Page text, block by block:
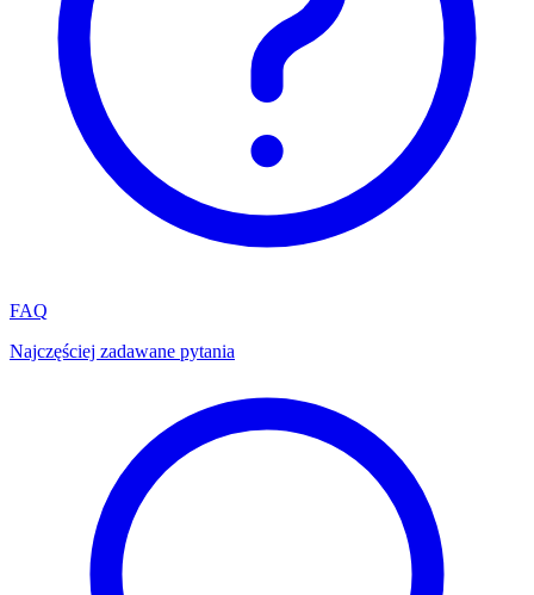
FAQ
Najczęściej zadawane pytania